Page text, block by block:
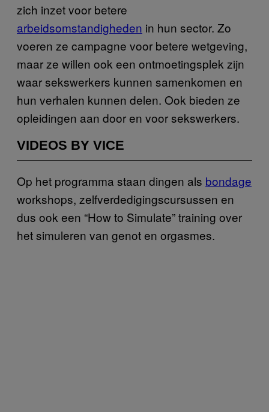
zich inzet voor betere
arbeidsomstandigheden in hun sector. Zo
voeren ze campagne voor betere wetgeving,
maar ze willen ook een ontmoetingsplek zijn
waar sekswerkers kunnen samenkomen en
hun verhalen kunnen delen. Ook bieden ze
opleidingen aan door en voor sekswerkers.
VIDEOS BY VICE
Op het programma staan dingen als bondage
workshops, zelfverdedigingscursussen en
dus ook een “How to Simulate” training over
het simuleren van genot en orgasmes.